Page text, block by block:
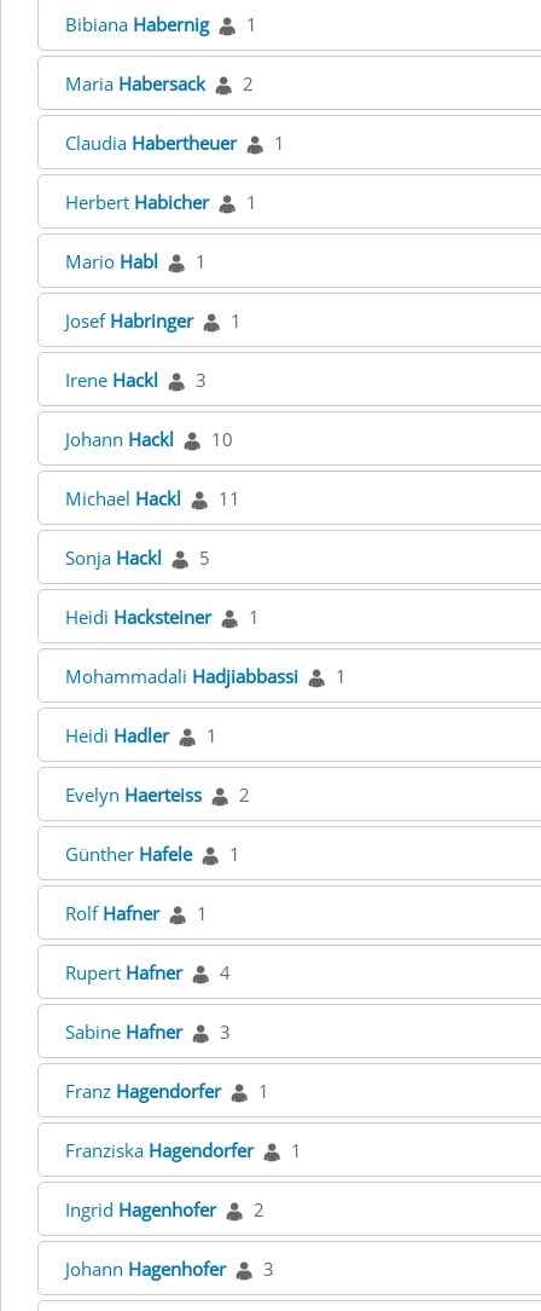
Bibiana Habernig 1
Maria Habersack 2
Claudia Habertheuer 1
Herbert Habicher 1
Mario Habl 1
Josef Habringer 1
Irene Hackl 3
Johann Hackl 10
Michael Hackl 11
Sonja Hackl 5
Heidi Hacksteiner 1
Mohammadali Hadjiabbassi 1
Heidi Hadler 1
Evelyn Haerteiss 2
Günther Hafele 1
Rolf Hafner 1
Rupert Hafner 4
Sabine Hafner 3
Franz Hagendorfer 1
Franziska Hagendorfer 1
Ingrid Hagenhofer 2
Johann Hagenhofer 3